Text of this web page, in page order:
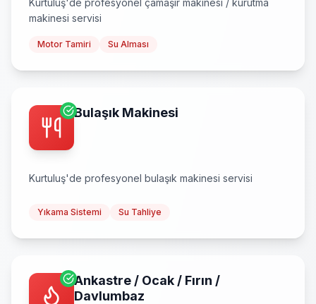
Kurtuluş'de profesyonel çamaşır makinesi / kurutma
makinesi servisi
Motor Tamiri Su Alması
Bulaşık Makinesi
Kurtuluş'de profesyonel bulaşık makinesi servisi
Yıkama Sistemi Su Tahliye
Ankastre / Ocak / Fırın /
Davlumbaz